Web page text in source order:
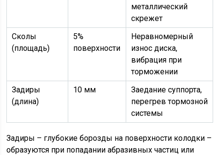
металлический
скрежет
Сколы
(площадь)
5%
поверхности
Неравномерный
износ диска,
вибрация при
торможении
Задиры
(длина)
10 мм
Заедание суппорта,
перегрев тормозной
системы
Задиры – глубокие борозды на поверхности колодки –
образуются при попадании абразивных частиц или